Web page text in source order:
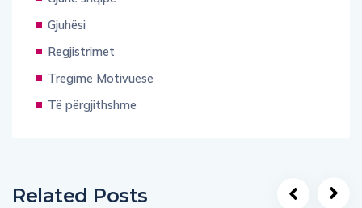
Gjuhësi
Regjistrimet
Tregime Motivuese
Të përgjithshme
Related Posts